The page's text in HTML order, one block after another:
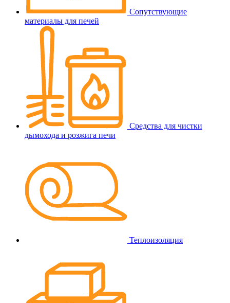
Сопутствующие
материалы для печей
Средства для чистки
дымохода и розжига печи
Теплоизоляция